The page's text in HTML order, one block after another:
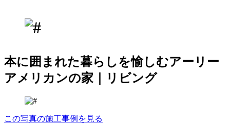
本に囲まれた暮らしを愉しむアーリー
アメリカンの家｜リビング
この写真の施工事例を見る